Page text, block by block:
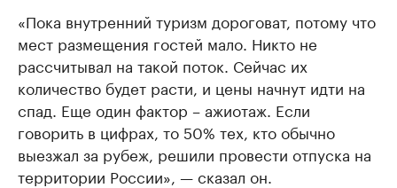
«Пока внутренний туризм дороговат, потому что
мест размещения гостей мало. Никто не
рассчитывал на такой поток. Сейчас их
количество будет расти, и цены начнут идти на
спад. Еще один фактор – ажиотаж. Если
говорить в цифрах, то 50% тех, кто обычно
выезжал за рубеж, решили провести отпуска на
территории России», — сказал он.